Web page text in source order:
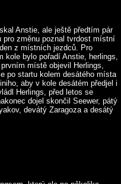
Anstie, ale ještě předtím pár
pro změnu poznal tvrdost místní
z místních jezdců. Pro
kole bylo pořadí Anstie, herlings,
místě objevil Herlings,
po startu kolem desátého místa
aby v kole desátém předjel i
Herlings, před letos se
dojel skončil Seewer, pátý
devátý Zaragoza a desátý